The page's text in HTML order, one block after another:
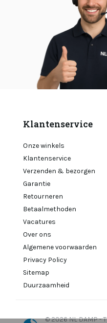
Klantenservice
Onze winkels
Klantenservice
Verzenden & bezorgen
Garantie
Retourneren
Betaalmethoden
Vacatures
Over ons
Algemene voorwaarden
Privacy Policy
Sitemap
Duurzaamheid
© 2026 NL DAMP -